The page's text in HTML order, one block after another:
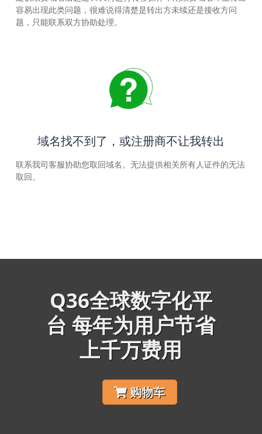
容易出现此类问题，很难说得清楚是转出方未续还是接收方问
题，只能联系双方协助处理。
域名找不到了，或注册商不让我转出
联系我司客服协助您取回域名。无法提供相关所有人证件的无法
取回。
Q36全球数字化平
台 每年为用户节省
上千万费用
购物车